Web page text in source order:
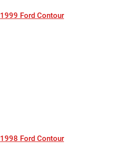
1999 Ford Contour
1998 Ford Contour